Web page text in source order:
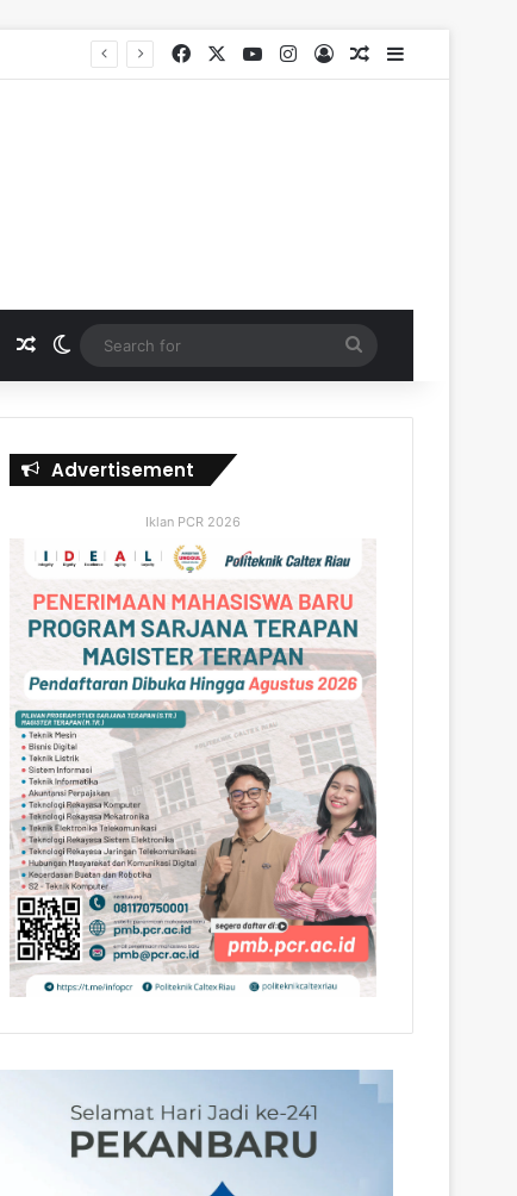
Facebook YouTubeInstagram
Log InRandom Article
Random Article
Switch skin
for
Advertisement
Iklan PCR 2026